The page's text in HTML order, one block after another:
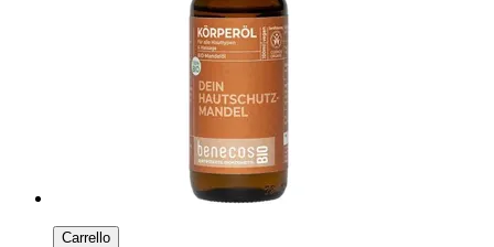
Carrello